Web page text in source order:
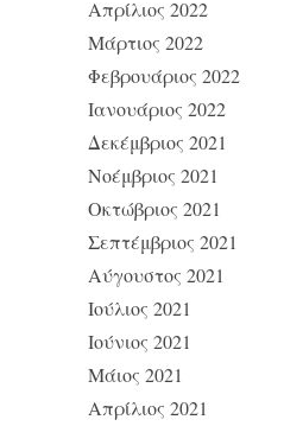
Απρίλιος 2022
Μάρτιος 2022
Φεβρουάριος 2022
Ιανουάριος 2022
Δεκέμβριος 2021
Νοέμβριος 2021
Οκτώβριος 2021
Σεπτέμβριος 2021
Αύγουστος 2021
Ιούλιος 2021
Ιούνιος 2021
Μάιος 2021
Απρίλιος 2021